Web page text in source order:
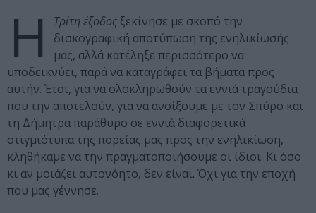
Η Τρίτη έξοδος ξεκίνησε με σκοπό την
δισκογραφική αποτύπωση της ενηλικίωσής
μας, αλλά κατέληξε περισσότερο να
υποδεικνύει, παρά να καταγράφει τα βήματα προς
αυτήν. Έτσι, για να ολοκληρωθούν τα εννιά τραγούδια
που την αποτελούν, για να ανοίξουμε με τον Σπύρο και
τη Δήμητρα παράθυρο σε εννιά διαφορετικά
στιγμιότυπα της πορείας μας προς την ενηλικίωση,
κληθήκαμε να την πραγματοποιήσουμε οι ίδιοι. Κι όσο
κι αν μοιάζει αυτονόητο, δεν είναι. Όχι για την εποχή
που μας γέννησε.